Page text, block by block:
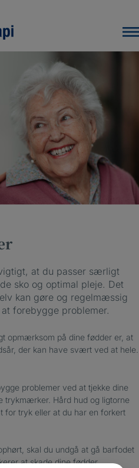
at du passer særligt
sko og optimal pleje. Det
kan gøre og regelmæssig
forebygge problemer.
opmærksom på dine fødder er, at
der kan have svært ved at hele.
problemer ved at tjekke dine
trykmærker. Hård hud og ligtorne
for tryk eller at du har en forkert
skal du undgå at gå barfodet
at skade dine fødder.